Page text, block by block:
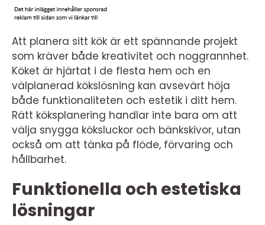
Att planera sitt kök är ett spännande projekt
som kräver både kreativitet och noggrannhet.
Köket är hjärtat i de flesta hem och en
välplanerad kökslösning kan avsevärt höja
både funktionaliteten och estetik i ditt hem.
Rätt köksplanering handlar inte bara om att
välja snygga köksluckor och bänkskivor, utan
också om att tänka på flöde, förvaring och
hållbarhet.
Funktionella och estetiska
lösningar